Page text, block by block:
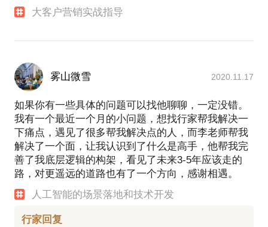
大客户营销实战指导
雾山微雪 2020.11.17
如果你有一些具体的问题可以找他聊聊，一定没错。
我有一个最近一个月的小问题，想找行家帮我解决一
下痛点，遇见了很多帮我解决点的人，而李老师帮我
解决了一个面，让我认识到了什么是高手，他帮我完
善了我底层逻辑的构架，看见了未来3-5年应该走的
路，对更遥远的道路也有了一个方向，感谢相遇。
人工智能的场景落地和技术开发
行家回复